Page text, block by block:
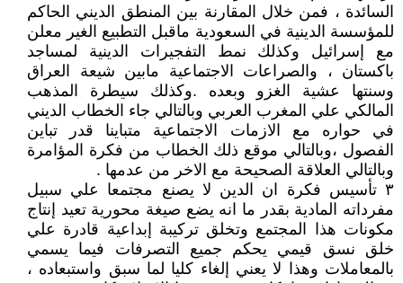
السائدة ، فمن خلال المقارنة بين المنطق الديني الحاكم
للمؤسسة الدينية في السعودية ماقبل التطبيع الغير معلن
مع إسرائيل وكذلك نمط التفجيرات الدينية لمساجد
باكستان ، والصراعات الاجتماعية مابين شيعة العراق
وسنتها عشية الغزو وبعده .وكذلك سيطرة المذهب
المالكي علي المغرب العربي وبالتالي جاء الخطاب الديني
في حواره مع الازمات الاجتماعية متباينا قدر تباين
الفصول ،وبالتالي موقع ذلك الخطاب من فكرة المؤامرة
وبالتالي العلاقة الصحيحة مع الاخر من عدمها .
٣ تأسيس فكرة ان الدين لا يصنع مجتمعا علي سبيل
مفرداته المادية بقدر ما انه يضع صيغة محورية تعيد إنتاج
مكونات هذا المجتمع وتخلق تركيبة إبداعية قادرة علي
خلق نسق قيمي يحكم جميع التصرفات فيما يسمي
بالمعاملات وهذا لا يعني إلغاء كليا لما سبق واستبعاده ،